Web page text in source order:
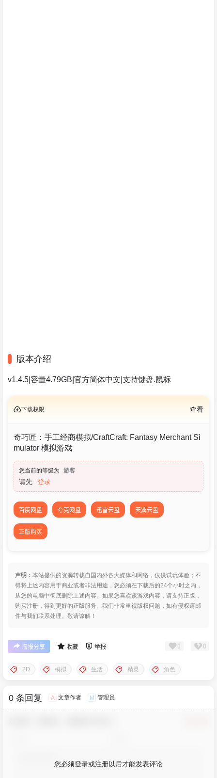
版本介绍
v1.4.5|容量4.79GB|官方简体中文|支持键盘.鼠标
下载权限 查看
奇巧匠：手工经商模拟/CraftCraft: Fantasy Merchant Si
mulator 模拟‎游戏
您当前的等级为 游客
请先 登录
百度网盘 夸克网盘 迅雷云盘 天翼云盘
正版购买
声明： 本站提供的资源转载自国内外各大媒体和网络，仅供试玩体验；不
得将上述内容用于商业或者非法用途，您必须在下载后的24个小时之内，
从您的电脑中彻底删除上述内容。如果您喜欢该游戏内容，请支持正版，
购买注册，得到更好的正版服务。我们非常重视版权问题，如有侵权请邮
件与我们联系处理。敬请谅解！
海报分享 收藏 举报 0 0
2D 模拟 生活 精灵 角色
0 条回复 A 文章作者 M 管理员
您必须登录或注册以后才能发表评论